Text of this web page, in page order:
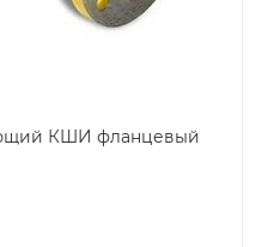
КШИ фланцевый